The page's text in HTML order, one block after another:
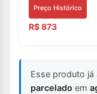
Preço Histórico
R$ 873
Esse produto já
parcelado em